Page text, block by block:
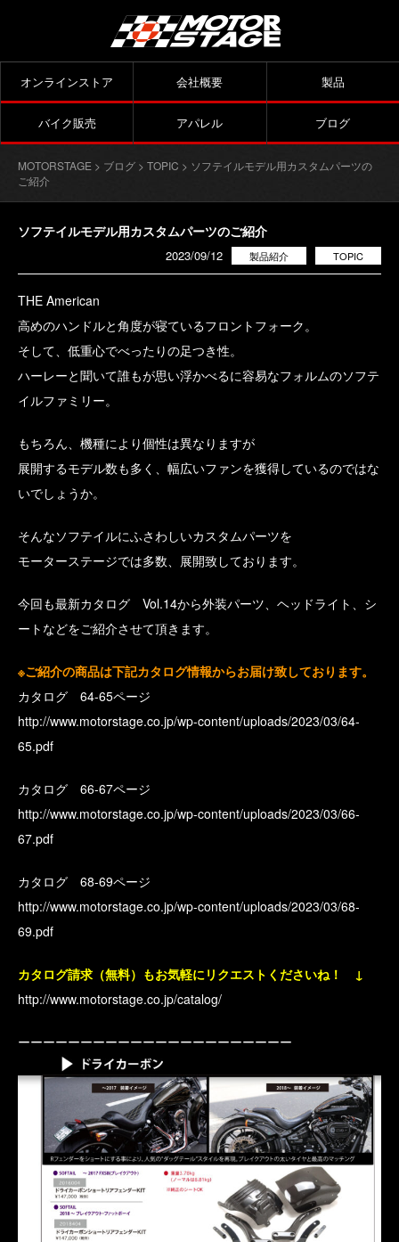
オンラインストア 会社概要 製品
バイク販売 アパレル ブログ
MOTORSTAGE > ブログ > TOPIC > ソフテイルモデル用カスタムパーツの
ご紹介
ソフテイルモデル用カスタムパーツのご紹介
TOPIC
製品紹介
2023/09/12
THE American
高めのハンドルと角度が寝ているフロントフォーク。
そして、低重心でべったりの足つき性。
ハーレーと聞いて誰もが思い浮かべるに容易なフォルムのソフテ
イルファミリー。
もちろん、機種により個性は異なりますが
展開するモデル数も多く、幅広いファンを獲得しているのではな
いでしょうか。
そんなソフテイルにふさわしいカスタムパーツを
モーターステージでは多数、展開致しております。
今回も最新カタログ Vol.14から外装パーツ、ヘッドライト、シ
ートなどをご紹介させて頂きます。
※ご紹介の商品は下記カタログ情報からお届け致しております。
カタログ 64-65ページ
http://www.motorstage.co.jp/wp-content/uploads/2023/03/64-
65.pdf
カタログ 66-67ページ
http://www.motorstage.co.jp/wp-content/uploads/2023/03/66-
67.pdf
カタログ 68-69ページ
http://www.motorstage.co.jp/wp-content/uploads/2023/03/68-
69.pdf
カタログ請求（無料）もお気軽にリクエストくださいね！ ↓
http://www.motorstage.co.jp/catalog/
ーーーーーーーーーーーーーーーーーーーーーー